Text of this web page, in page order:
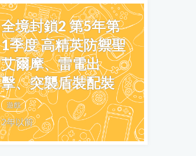
全境封鎖2 第5年第
1季度 高精英防禦聖
艾爾摩、雷電出
擊、突襲盾裝配裝
遊戲
2年以前